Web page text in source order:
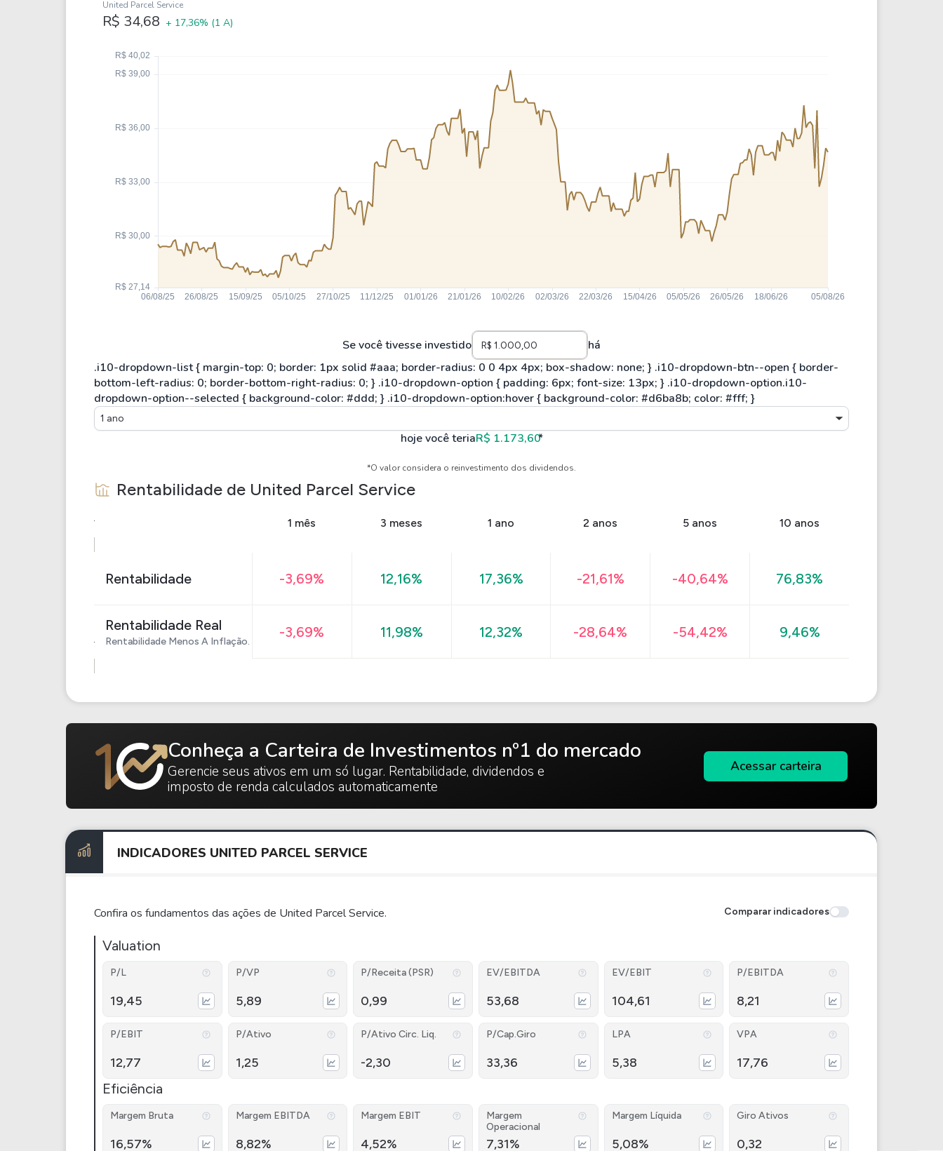
Klabin
Ver todos
KNRI11
United Parcel Service
R$ 34,68 + 17,36% (1 A)
Se você tivesse investido há
1 ano
hoje você teriaR$ 1.173,60*
*O valor considera o reinvestimento dos dividendos.
Rentabilidade de United Parcel Service
1 mês 3 meses 1 ano 2 anos 5 anos 10 anos
Rentabilidade -3,69% 12,16% 17,36% -21,61% -40,64% 76,83%
Rentabilidade Real
Rentabilidade Menos A Inflação.
-3,69% 11,98% 12,32% -28,64% -54,42% 9,46%
Conheça a Carteira de Investimentos nº1 do mercado
Gerencie seus ativos em um só lugar. Rentabilidade, dividendos e
imposto de renda calculados automaticamente
Acessar carteira
INDICADORES UNITED PARCEL SERVICE
Confira os fundamentos das ações de United Parcel Service. Comparar indicadores
Valuation
P/L
19,45
P/VP
5,89
P/Receita (PSR)
0,99
EV/EBITDA
53,68
EV/EBIT
104,61
P/EBITDA
8,21
P/EBIT
12,77
P/Ativo
1,25
P/Ativo Circ. Liq.
-2,30
P/Cap.Giro
33,36
LPA
5,38
VPA
17,76
Eficiência
Margem Bruta
16,57%
Margem EBITDA
8,82%
Margem EBIT
4,52%
Margem
Operacional
7,31%
Margem Líquida
5,08%
Giro Ativos
0,32